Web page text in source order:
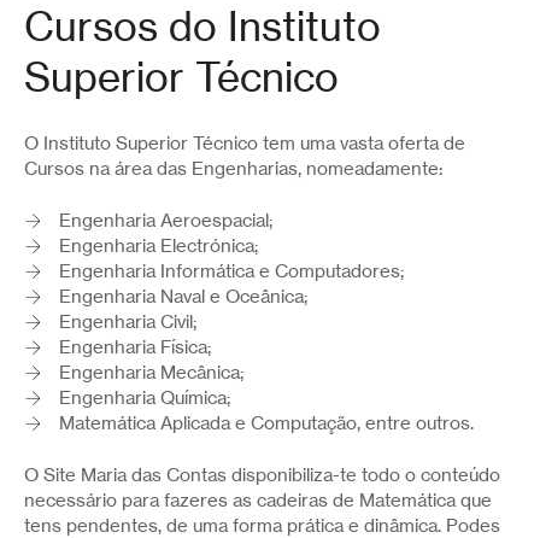
Cursos do Instituto
Superior Técnico
O Instituto Superior Técnico tem uma vasta oferta de
Cursos na área das Engenharias, nomeadamente:
Engenharia Aeroespacial;
Engenharia Electrónica;
Engenharia Informática e Computadores;
Engenharia Naval e Oceânica;
Engenharia Civil;
Engenharia Física;
Engenharia Mecânica;
Engenharia Química;
Matemática Aplicada e Computação, entre outros.
O Site Maria das Contas disponibiliza-te todo o conteúdo
necessário para fazeres as cadeiras de Matemática que
tens pendentes, de uma forma prática e dinâmica. Podes